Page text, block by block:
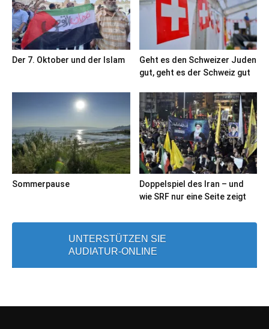
Der 7. Oktober und der Islam
Geht es den Schweizer Juden
gut, geht es der Schweiz gut
Sommerpause
Doppelspiel des Iran – und
wie SRF nur eine Seite zeigt
UNTERSTÜTZEN SIE
AUDIATUR-ONLINE